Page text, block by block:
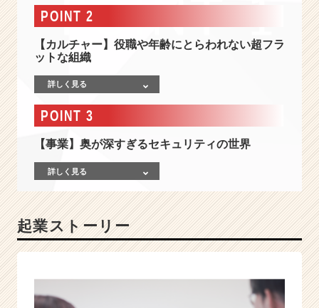
ル‘‘で
企
情
報
ュ
ー
POINT 2
【カルチャー】役職や年齢にとらわれない超フラ
ットな組織
詳しく見る
POINT 3
【事業】奥が深すぎるセキュリティの世界
詳しく見る
起業ストーリー